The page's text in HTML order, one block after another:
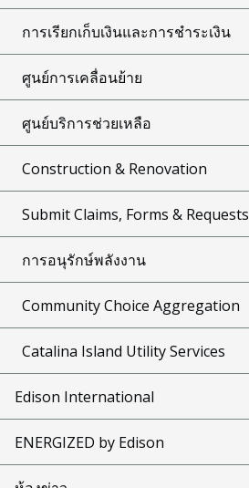
การเรียกเก็บเงินและการชำระเงิน
ศูนย์การเคลื่อนย้าย
ศูนย์บริการช่วยเหลือ
Construction & Renovation
Submit Claims, Forms & Requests
การอนุรักษ์พลังงาน
Community Choice Aggregation
Catalina Island Utility Services
Edison International
ENERGIZED by Edison